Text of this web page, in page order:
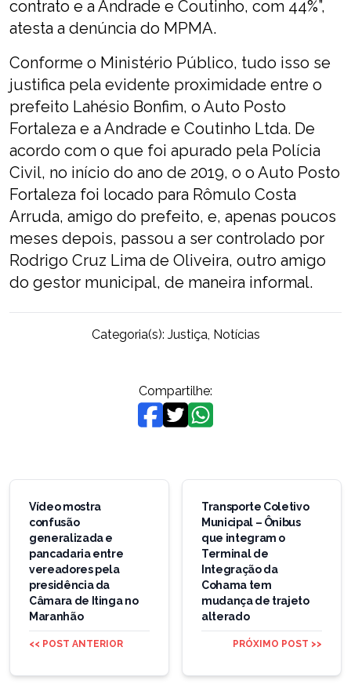
contrato e a Andrade e Coutinho, com 44%”,
atesta a denúncia do MPMA.
Conforme o Ministério Público, tudo isso se
justifica pela evidente proximidade entre o
prefeito Lahésio Bonfim, o Auto Posto
Fortaleza e a Andrade e Coutinho Ltda. De
acordo com o que foi apurado pela Polícia
Civil, no início do ano de 2019, o o Auto Posto
Fortaleza foi locado para Rômulo Costa
Arruda, amigo do prefeito, e, apenas poucos
meses depois, passou a ser controlado por
Rodrigo Cruz Lima de Oliveira, outro amigo
do gestor municipal, de maneira informal.
Categoria(s): Justiça, Notícias
Compartilhe:
Navegação
Post
Vídeo mostra
confusão
generalizada e
pancadaria entre
vereadores pela
presidência da
Câmara de Itinga no
Maranhão
<< POST ANTERIOR
Transporte Coletivo
Municipal – Ônibus
que integram o
Terminal de
Integração da
Cohama tem
mudança de trajeto
alterado
PRÓXIMO POST >>